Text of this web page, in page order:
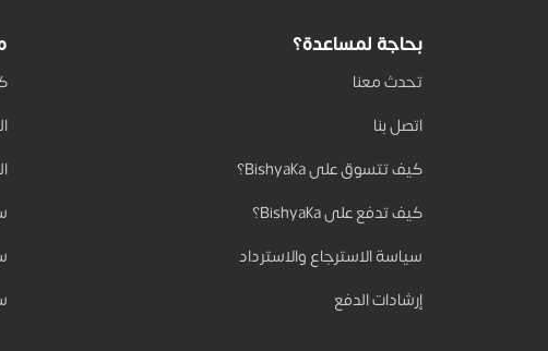
بحاجة لمساعدة؟
تحدث معنا
اتصل بنا
كيف تتسوق على Bishyaka؟
كيف تدفع على Bishyaka؟
سياسة الاسترجاع والاسترداد
إرشادات الدفع